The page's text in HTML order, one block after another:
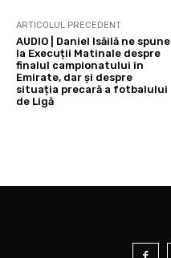
ARTICOLUL PRECEDENT
AUDIO | Daniel Isăilă ne spune
la Execuții Matinale despre
finalul campionatului în
Emirate, dar și despre
situația precară a fotbalului
de Ligă